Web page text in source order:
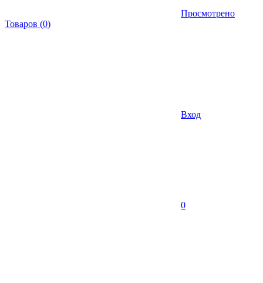
Просмотрено
Товаров (0)
Вход
0